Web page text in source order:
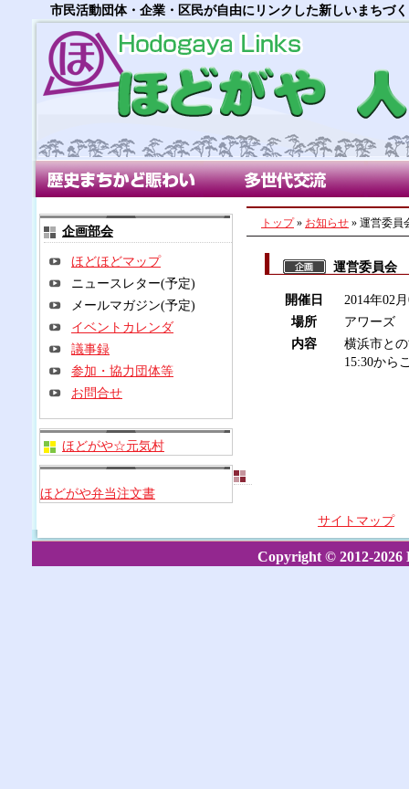
市民活動団体・企業・区民が自由にリンクした新しいまちづ
多世代交流部会 朝市
トップ» お知らせ » 運営委員
運営委員会
開催日
2014年
場所
アワーズ
内容
横浜市と
15:30から
企画部会
ほどほどマップ
ニュースレター(予定)
メールマガジン(予定)
イベントカレンダ
議事録
参加・協力団体等
お問合せ
ほどがや☆元気村
ほどがや弁当注文書
サイトマップ
Copyright © 2012-2026